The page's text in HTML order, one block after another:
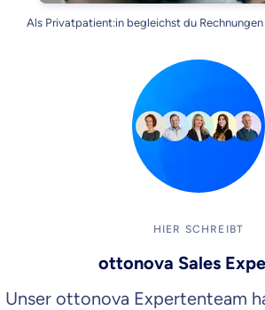
Als Privatpatient:in begleichst du
HIER SCHREIBT
ottonova Sales
Unser ottonova Expertenteam